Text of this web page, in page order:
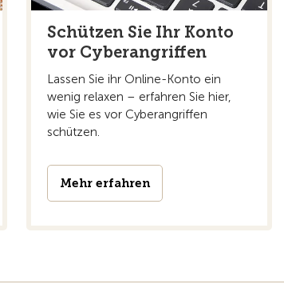
Schützen Sie Ihr Konto
vor Cyberangriffen
Lassen Sie ihr Online-Konto ein
wenig relaxen – erfahren Sie hier,
wie Sie es vor Cyberangriffen
schützen.
Mehr erfahren